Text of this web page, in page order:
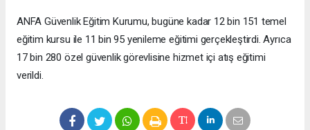
ANFA Güvenlik Eğitim Kurumu, bugüne kadar 12 bin 151 temel
eğitim kursu ile 11 bin 95 yenileme eğitimi gerçekleştirdi. Ayrıca
17 bin 280 özel güvenlik görevlisine hizmet içi atış eğitimi
verildi.